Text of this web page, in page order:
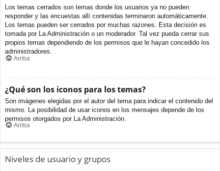
Los temas cerrados son temas donde los usuarios ya no pueden
responder y las encuestas allí contenidas terminaron automáticamente.
Los temas pueden ser cerrados por muchas razones. Esta decisión es
tomada por La Administración o un moderador. Tal vez pueda cerrar sus
propios temas dependiendo de los permisos que le hayan concedido los
administradores.
Arriba
¿Qué son los iconos para los temas?
Son imágenes elegidas por el autor del tema para indicar el contenido del
mismo. La posibilidad de usar iconos en los mensajes depende de los
permisos otorgados por La Administración.
Arriba
Niveles de usuario y grupos